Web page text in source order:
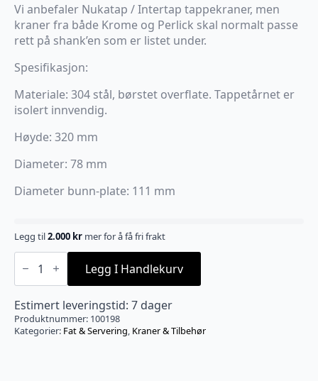
Vi anbefaler Nukatap / Intertap tappekraner, men
kraner fra både Krome og Perlick skal normalt passe
rett på shank’en som er listet under.
Spesifikasjon:
Materiale: 304 stål, børstet overflate. Tappetårnet er
isolert innvendig.
Høyde: 320 mm
Diameter: 78 mm
Diameter bunn-plate: 111 mm
Legg til2.000 kr mer for å få fri frakt
Tappetårn
for
kraner
-
Blank
antall
Legg I Handlekurv
Estimert leveringstid: 7 dager
Produktnummer: 100198
Kategorier: Fat & Servering, Kraner & Tilbehør